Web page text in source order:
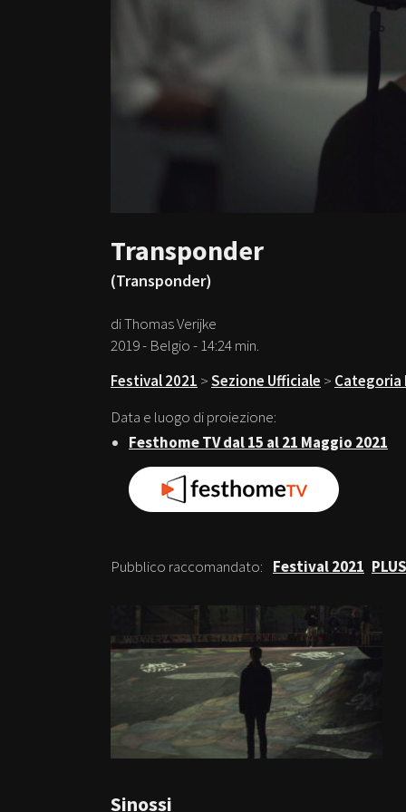
Transponder
(Transponder)
di Thomas Verijke
2019 - Belgio - 14:24 min.
Festival 2021 >Sezione Ufficiale > Categoria
Data e luogo di proiezione:
Festhome TV dal 15 al 21 Maggio 2021
Pubblico raccomandato: Festival 2021
Sinossi